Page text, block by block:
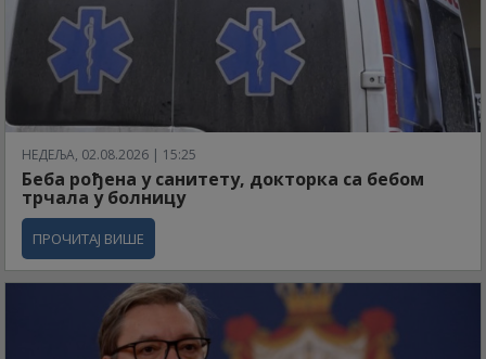
НЕДЕЉА, 02.08.2026 | 15:25
Беба рођена у санитету, докторка са бебом
трчала у болницу
ПРОЧИТАЈ ВИШЕ